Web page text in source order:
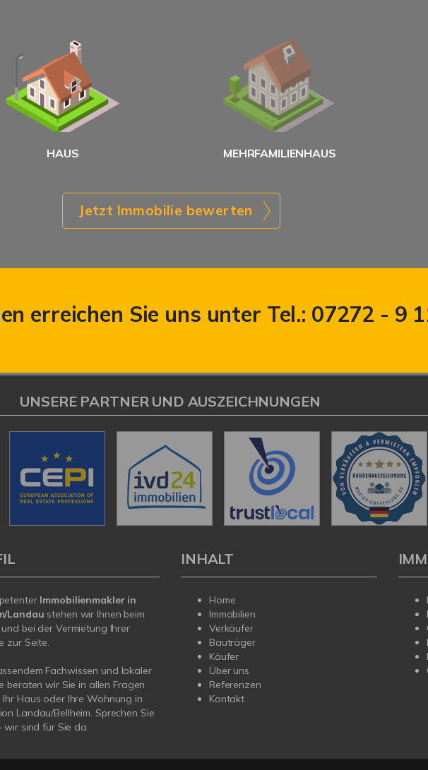
HAUS MEHRFAMILIENHAUS
Jetzt Immobilie bewerten
erreichen Sie uns unter Tel.: 07272 - 9
UNSERE PARTNER UND AUSZEICHNUNGEN
Immobilienmakler in
Landau stehen wir Ihnen beim
bei der Vermietung Ihrer
zur Seite.
Fachwissen und lokaler
beraten wir Sie in allen Fragen
Ihr Haus oder Ihre Wohnung in
Landau/Bellheim. Sprechen Sie
wir sind für Sie da.
INHALT
Home
Immobilien
Verkäufer
Bauträger
Käufer
Über uns
Referenzen
Kontakt